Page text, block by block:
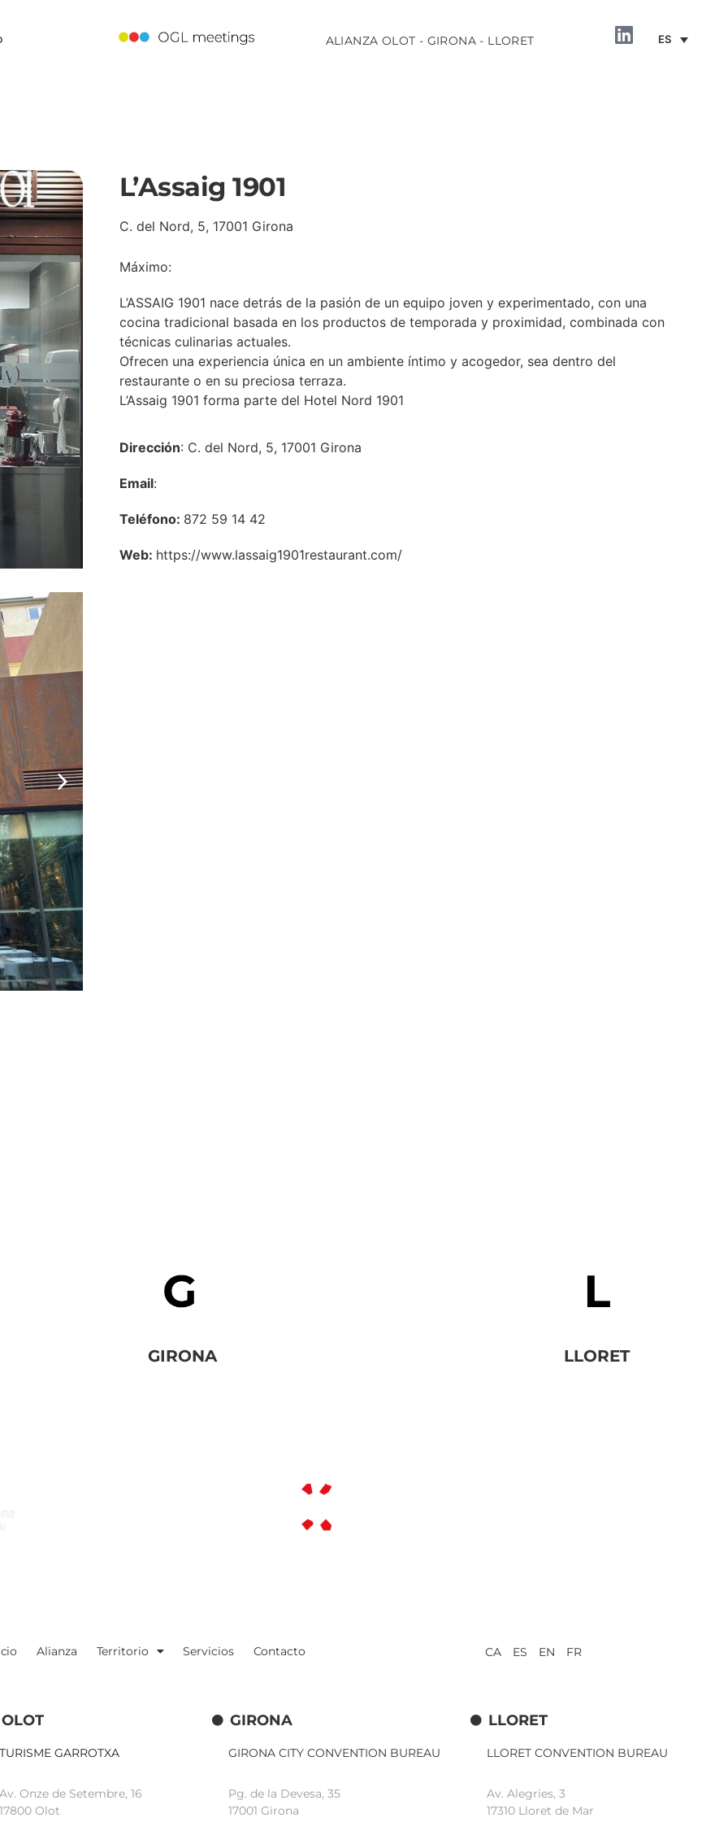
ALIANZA OLOT - GIRONA - LLORET ES
L’Assaig 1901
C. del Nord, 5, 17001 Girona
Máximo:
L’ASSAIG 1901 nace detrás de la pasión de un equipo joven y experimentado, con una
cocina tradicional basada en los productos de temporada y proximidad, combinada con
técnicas culinarias actuales.
Ofrecen una experiencia única en un ambiente íntimo y acogedor, sea dentro del
restaurante o en su preciosa terraza.
L’Assaig 1901 forma parte del Hotel Nord 1901
Dirección: C. del Nord, 5, 17001 Girona
Email:
Teléfono: 872 59 14 42
Web: https://www.lassaig1901restaurant.com/
GIRONA LLORET
Alianza Territorio Servicios Contacto CA ES EN FR
OLOT
TURISME GARROTXA
Av. Onze de Setembre, 16
17800 Olot
GIRONA
GIRONA CITY CONVENTION BUREAU
Pg. de la Devesa, 35
17001 Girona
LLORET
LLORET CONVENTION BUREAU
Av. Alegries, 3
17310 Lloret de Mar